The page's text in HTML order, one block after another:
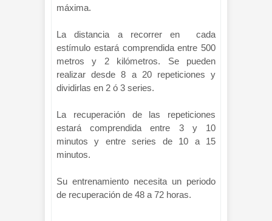
máxima.
La distancia a recorrer en cada
estímulo estará comprendida entre 500
metros y 2 kilómetros. Se pueden
realizar desde 8 a 20 repeticiones y
dividirlas en 2 ó 3 series.
La recuperación de las repeticiones
estará comprendida entre 3 y 10
minutos y entre series de 10 a 15
minutos.
Su entrenamiento necesita un periodo
de recuperación de 48 a 72 horas.